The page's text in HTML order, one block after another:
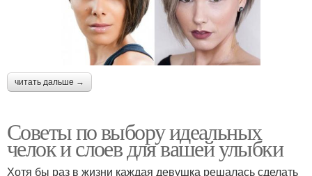
читать дальше →
Советы по выбору идеальных
челок и слоев для вашей улыбки
Хотя бы раз в жизни каждая девушка решалась сделать